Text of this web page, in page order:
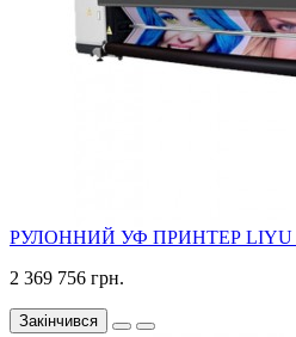
РУЛОННИЙ УФ ПРИНТЕР LIYU
2 369 756 грн.
Закінчився